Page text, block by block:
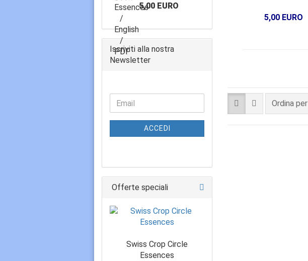
5,00 EURO
Ordina per
5,00 EURO
Iscriviti alla nostra
Newsletter
ACCEDI
Offerte speciali
Swiss Crop Circle
Essences